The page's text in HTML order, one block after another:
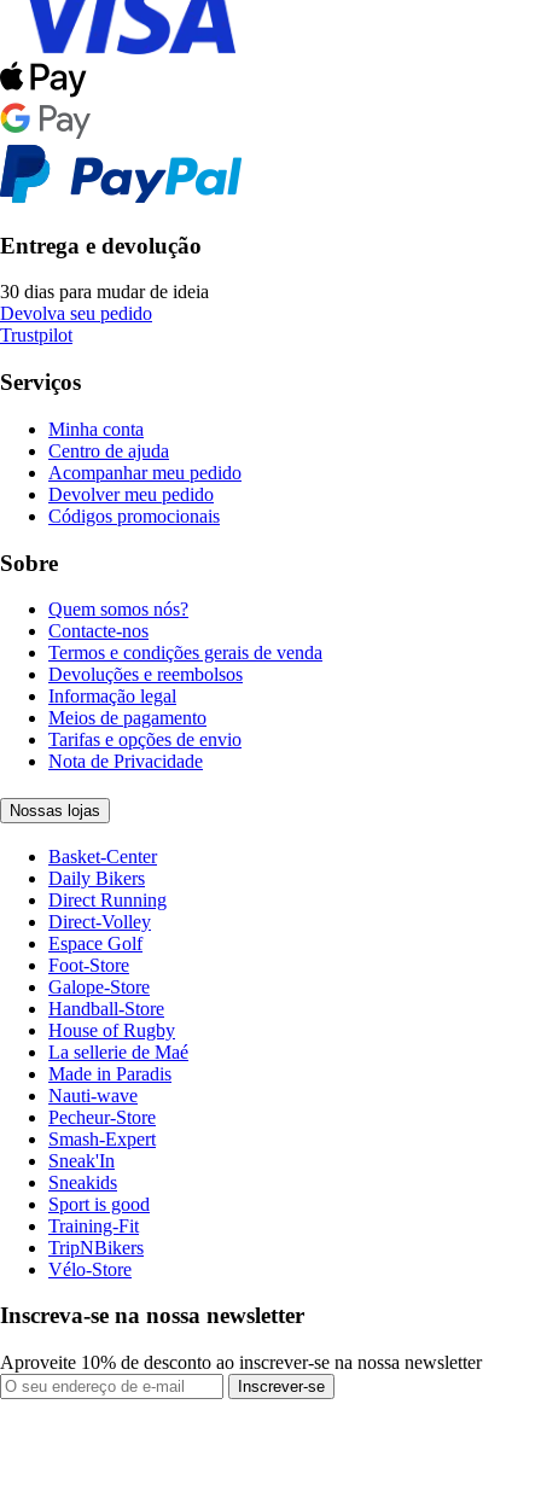
Entrega e devolução
30 dias para mudar de ideia
Devolva seu pedido
Trustpilot
Serviços
Minha conta
Centro de ajuda
Acompanhar meu pedido
Devolver meu pedido
Códigos promocionais
Sobre
Quem somos nós?
Contacte-nos
Termos e condições gerais de venda
Devoluções e reembolsos
Informação legal
Meios de pagamento
Tarifas e opções de envio
Nota de Privacidade
Nossas lojas
Basket-Center
Daily Bikers
Direct Running
Direct-Volley
Espace Golf
Foot-Store
Galope-Store
Handball-Store
House of Rugby
La sellerie de Maé
Made in Paradis
Nauti-wave
Pecheur-Store
Smash-Expert
Sneak'In
Sneakids
Sport is good
Training-Fit
TripNBikers
Vélo-Store
Inscreva-se na nossa newsletter
Aproveite 10% de desconto ao inscrever-se na nossa newsletter
Inscrever-se